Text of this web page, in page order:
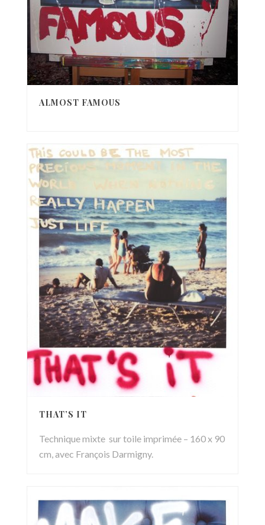
ALMOST FAMOUS
THAT’S IT
Technique mixte sur toile imprimée – 160 x 90
cm, avec François Darmigny.